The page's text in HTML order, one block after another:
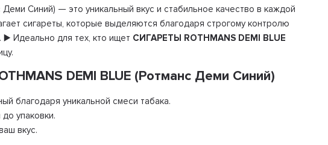
Синий) — это уникальный вкус и стабильное качество в каждой
сигареты, которые выделяются благодаря строгому контролю
▶️ Идеально для тех, кто ищет СИГАРЕТЫ ROTHMANS DEMI BLUE
DEMI BLUE (Ротманс Деми Синий)
благодаря уникальной смеси табака.
упаковки.
вкус.